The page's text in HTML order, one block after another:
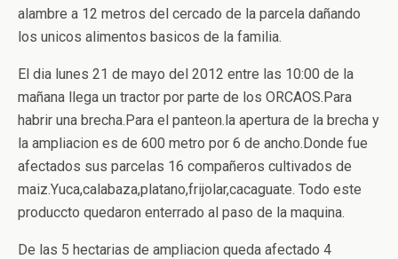
alambre a 12 metros del cercado de la parcela dañando
los unicos alimentos basicos de la familia.
El dia lunes 21 de mayo del 2012 entre las 10:00 de la
mañana llega un tractor por parte de los ORCAOS.Para
habrir una brecha.Para el panteon.la apertura de la brecha y
la ampliacion es de 600 metro por 6 de ancho.Donde fue
afectados sus parcelas 16 compañeros cultivados de
maiz.Yuca,calabaza,platano,frijolar,cacaguate. Todo este
produccto quedaron enterrado al paso de la maquina.
De las 5 hectarias de ampliacion queda afectado 4